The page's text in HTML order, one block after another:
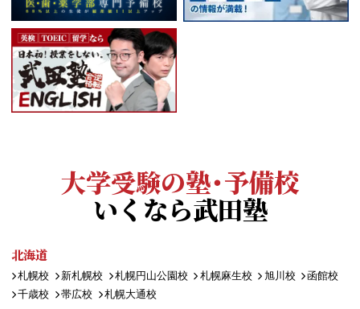
大学受験の塾・予備校
いくなら武田塾
北海道
札幌校 新札幌校 札幌円山公園校 札幌麻生校 旭川校
函館校
千歳校
帯広校 札幌大通校